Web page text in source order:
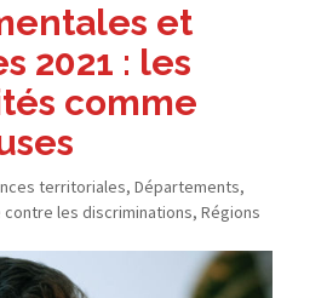
et
2021 : les
comme
territoriales, Départements,
contre les discriminations, Régions